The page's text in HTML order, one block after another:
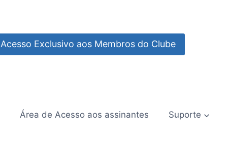
Acesso Exclusivo aos Membros do Clube
Área de Acesso aos assinantes Suporte